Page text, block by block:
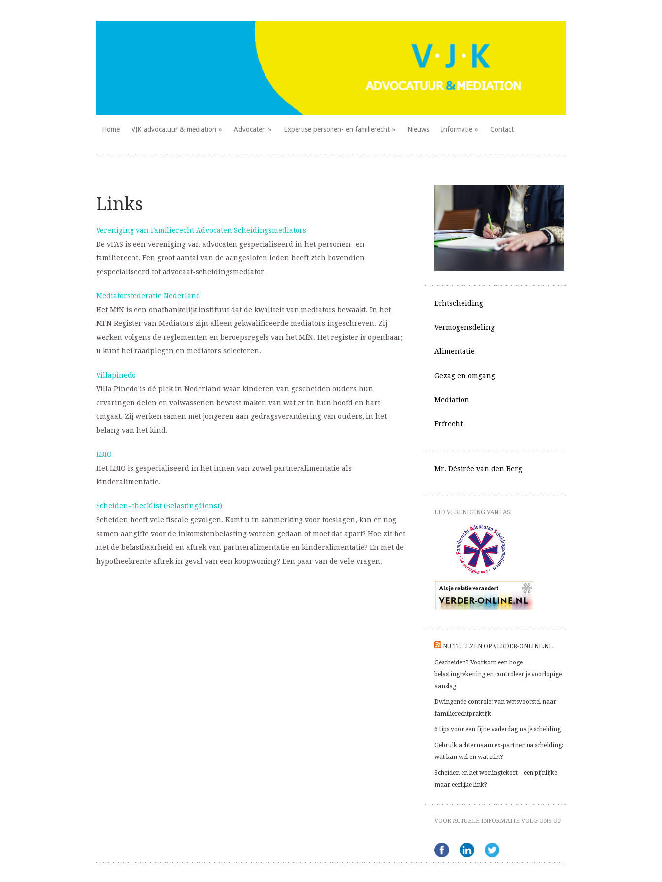
VJK Advocatuur
Skip
content
Home VJK advocatuur & mediation Advocaten Expertise personen- en familierecht Nieuws Informatie Contact
Links
Vereniging van Familierecht Advocaten Scheidingsmediators
De vFAS is een vereniging van advocaten gespecialiseerd in het personen- en
familierecht. Een groot aantal van de aangesloten leden heeft zich bovendien
gespecialiseerd tot advocaat-scheidingsmediator.
Mediatorsfederatie Nederland
Het MfN is een onafhankelijk instituut dat de kwaliteit van mediators bewaakt. In het
MFN Register van Mediators zijn alleen gekwalificeerde mediators ingeschreven. Zij
werken volgens de reglementen en beroepsregels van het MfN. Het register is openbaar;
u kunt het raadplegen en mediators selecteren.
Villapinedo
Villa Pinedo is dé plek in Nederland waar kinderen van gescheiden ouders hun
ervaringen delen en volwassenen bewust maken van wat er in hun hoofd en hart
omgaat. Zij werken samen met jongeren aan gedragsverandering van ouders, in het
belang van het kind.
LBIO
Het LBIO is gespecialiseerd in het innen van zowel partneralimentatie als
kinderalimentatie.
Scheiden-checklist (Belastingdienst)
Scheiden heeft vele fiscale gevolgen. Komt u in aanmerking voor toeslagen, kan er nog
samen aangifte voor de inkomstenbelasting worden gedaan of moet dat apart? Hoe zit het
met de belastbaarheid en aftrek van partneralimentatie en kinderalimentatie? En met de
hypotheekrente aftrek in geval van een koopwoning? Een paar van de vele vragen.
Echtscheiding
Vermogensdeling
Alimentatie
Gezag en omgang
Mediation
Erfrecht
Mr. Désirée van den Berg
LID VERENIGING VAN FAS
NU TE LEZEN OP VERDER-ONLINE.NL
Gescheiden? Voorkom een hoge
belastingrekening en controleer je voorlopige
aanslag
Dwingende controle: van wetsvoorstel naar
familierechtpraktijk
6 tips voor een fijne vaderdag na je scheiding
Gebruik achternaam ex-partner na scheiding:
wat kan wel en wat niet?
Scheiden en het woningtekort – een pijnlijke
maar eerlijke link?
VOOR ACTUELE INFORMATIE VOLG ONS OP